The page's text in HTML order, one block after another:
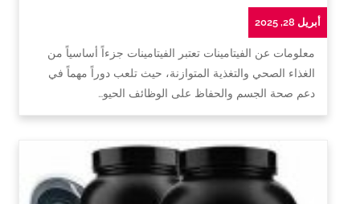
أبريل 28, 2025
معلومات عن الفيتامينات تعتبر الفيتامينات جزءاً أساسياً من
الغذاء الصحي والتغذية المتوازنة، حيث تلعب دوراً مهماً في
دعم صحة الجسم والحفاظ على الوظائف الحيو…